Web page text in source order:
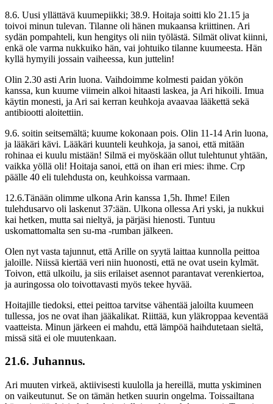
8.6. Uusi yllättävä kuumepiikki; 38.9. Hoitaja soitti klo 21.15 ja
toivoi minun tulevan. Tilanne oli hänen mukaansa kriittinen. Ari
sydän pompahteli, kun hengitys oli niin työlästä. Silmät olivat kiinni,
enkä ole varma nukkuiko hän, vai johtuiko tilanne kuumeesta. Hän
kyllä hymyili jossain vaiheessa, kun juttelin!
Olin 2.30 asti Arin luona. Vaihdoimme kolmesti paidan yökön
kanssa, kun kuume viimein alkoi hitaasti laskea, ja Ari hikoili. Imua
käytin monesti, ja Ari sai kerran keuhkoja avaavaa lääkettä sekä
antibiootti aloitettiin.
9.6. soitin seitsemältä; kuume kokonaan pois. Olin 11-14 Arin luona,
ja lääkäri kävi. Lääkäri kuunteli keuhkoja, ja sanoi, että mitään
rohinaa ei kuulu mistään! Silmä ei myöskään ollut tulehtunut yhtään,
vaikka yöllä oli! Hoitaja sanoi, että on ihan eri mies: ihme. Crp
päälle 40 eli tulehdusta on, keuhkoissa varmaan.
12.6.Tänään olimme ulkona Arin kanssa 1,5h. Ihme! Eilen
tulehdusarvo oli laskenut 37:ään. Ulkona ollessa Ari yski, ja nukkui
kai hetken, mutta sai nieltyä, ja pärjäsi hienosti. Tuntuu
uskomattomalta sen su-ma -rumban jälkeen.
Olen nyt vasta tajunnut, että Arille on syytä laittaa kunnolla peittoa
jaloille. Niissä kiertää veri niin huonosti, että ne ovat usein kylmät.
Toivon, että ulkoilu, ja siis erilaiset asennot parantavat verenkiertoa,
ja auringossa olo toivottavasti myös tekee hyvää.
Hoitajille tiedoksi, ettei peittoa tarvitse vähentää jaloilta kuumeen
tullessa, jos ne ovat ihan jääkalikat. Riittää, kun yläkroppaa keventää
vaatteista. Minun järkeen ei mahdu, että lämpöä haihdutetaan sieltä,
missä sitä ei ole muutenkaan.
21.6. Juhannus.
Ari muuten virkeä, aktiivisesti kuulolla ja hereillä, mutta yskiminen
on vaikeutunut. Se on tämän hetken suurin ongelma. Toissailtana